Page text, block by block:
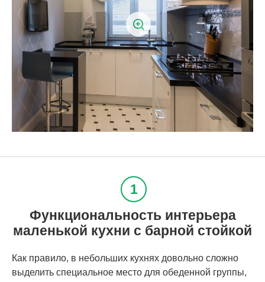
Функциональность интерьера
маленькой кухни с барной стойкой
Как правило, в небольших кухнях довольно сложно
выделить специальное место для обеденной группы,